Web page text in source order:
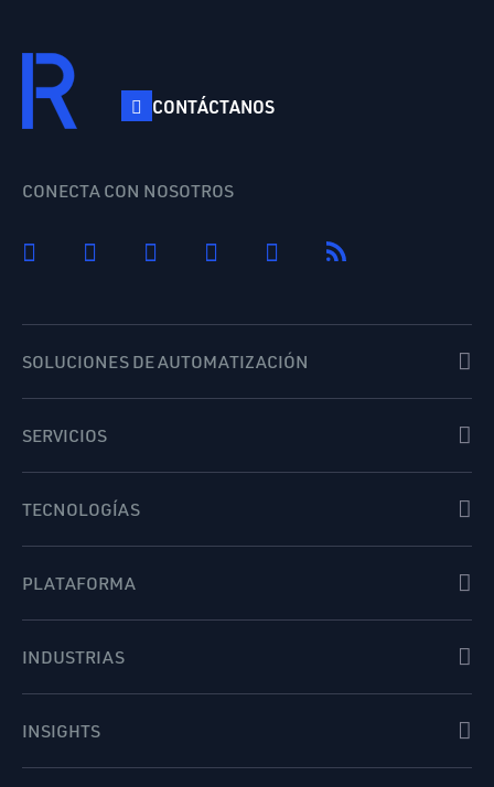
CONTÁCTANOS
CONECTA CON NOSOTROS
SOLUCIONES DE AUTOMATIZACIÓN
SERVICIOS
TECNOLOGÍAS
PLATAFORMA
INDUSTRIAS
INSIGHTS